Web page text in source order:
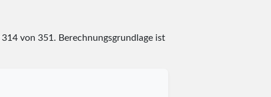
314von 351 . Berechnungsgrundlage ist